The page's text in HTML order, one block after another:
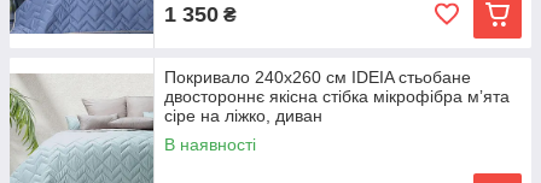
1 350 ₴
Покривало 240х260 см IDEIA стьобане
двостороннє якісна стібка мікрофібра мʼята
сіре на ліжко, диван
В наявності